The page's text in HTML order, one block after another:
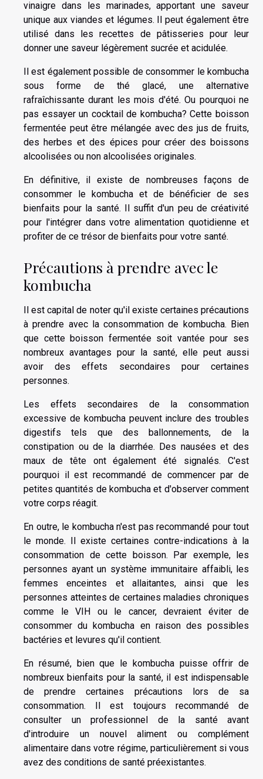
vinaigre dans les marinades, apportant une saveur
unique aux viandes et légumes. Il peut également être
utilisé dans les recettes de pâtisseries pour leur
donner une saveur légèrement sucrée et acidulée.
Il est également possible de consommer le kombucha
sous forme de thé glacé, une alternative
rafraîchissante durant les mois d'été. Ou pourquoi ne
pas essayer un cocktail de kombucha? Cette boisson
fermentée peut être mélangée avec des jus de fruits,
des herbes et des épices pour créer des boissons
alcoolisées ou non alcoolisées originales.
En définitive, il existe de nombreuses façons de
consommer le kombucha et de bénéficier de ses
bienfaits pour la santé. Il suffit d'un peu de créativité
pour l'intégrer dans votre alimentation quotidienne et
profiter de ce trésor de bienfaits pour votre santé.
Précautions à prendre avec le
kombucha
Il est capital de noter qu'il existe certaines précautions
à prendre avec la consommation de kombucha. Bien
que cette boisson fermentée soit vantée pour ses
nombreux avantages pour la santé, elle peut aussi
avoir des effets secondaires pour certaines
personnes.
Les effets secondaires de la consommation
excessive de kombucha peuvent inclure des troubles
digestifs tels que des ballonnements, de la
constipation ou de la diarrhée. Des nausées et des
maux de tête ont également été signalés. C'est
pourquoi il est recommandé de commencer par de
petites quantités de kombucha et d'observer comment
votre corps réagit.
En outre, le kombucha n'est pas recommandé pour tout
le monde. Il existe certaines contre-indications à la
consommation de cette boisson. Par exemple, les
personnes ayant un système immunitaire affaibli, les
femmes enceintes et allaitantes, ainsi que les
personnes atteintes de certaines maladies chroniques
comme le VIH ou le cancer, devraient éviter de
consommer du kombucha en raison des possibles
bactéries et levures qu'il contient.
En résumé, bien que le kombucha puisse offrir de
nombreux bienfaits pour la santé, il est indispensable
de prendre certaines précautions lors de sa
consommation. Il est toujours recommandé de
consulter un professionnel de la santé avant
d'introduire un nouvel aliment ou complément
alimentaire dans votre régime, particulièrement si vous
avez des conditions de santé préexistantes.